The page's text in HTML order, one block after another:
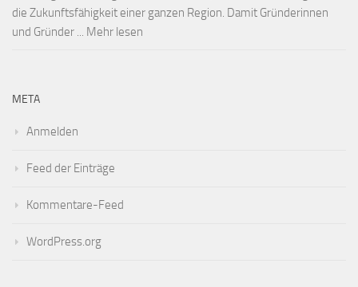
die Zukunftsfähigkeit einer ganzen Region. Damit Gründerinnen
und Gründer ... Mehr lesen
META
Anmelden
Feed der Einträge
Kommentare-Feed
WordPress.org